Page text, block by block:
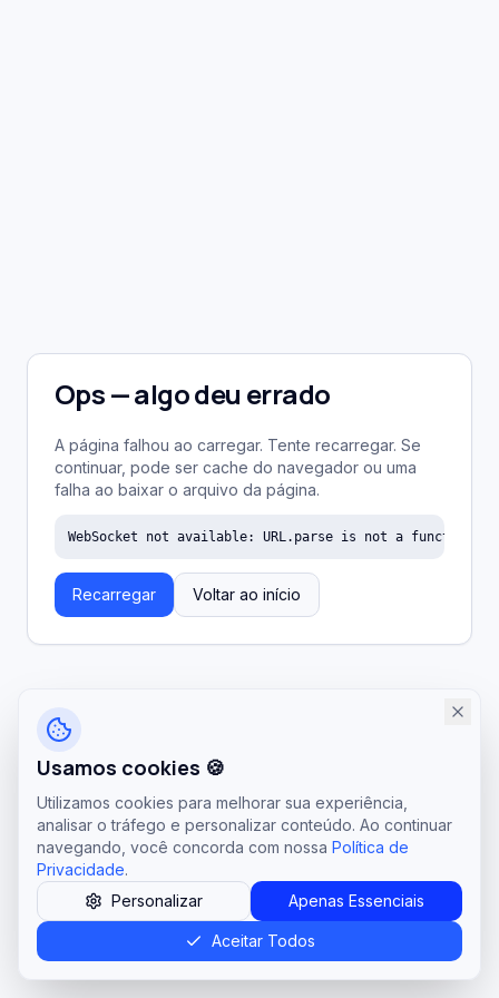
Ops — algo deu errado
A página falhou ao carregar. Tente recarregar. Se
continuar, pode ser cache do navegador ou uma
falha ao baixar o arquivo da página.
WebSocket not available: URL.parse is not a function
Recarregar Voltar ao início
Usamos cookies 🍪
Utilizamos cookies para melhorar sua experiência,
analisar o tráfego e personalizar conteúdo. Ao continuar
navegando, você concorda com nossa Política de
Privacidade.
Personalizar
Apenas Essenciais
Aceitar Todos